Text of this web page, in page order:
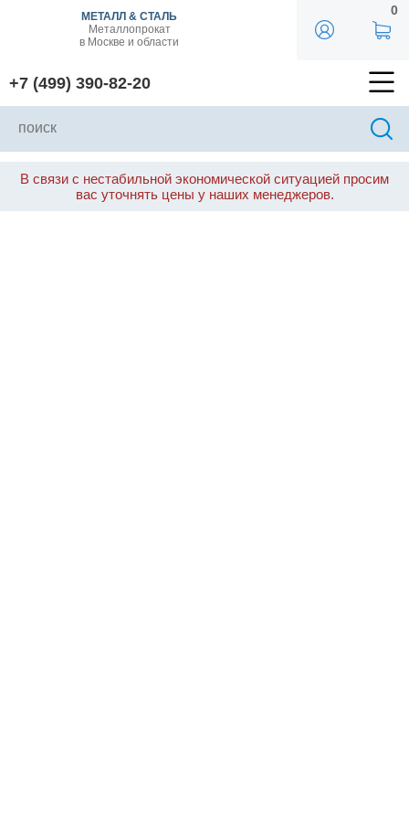
МЕТАЛЛ & СТАЛЬ
Металлопрокат
в Москве и области
+7 (499) 390-82-20
0
В связи с нестабильной экономической ситуацией просим
вас уточнять цены у наших менеджеров.